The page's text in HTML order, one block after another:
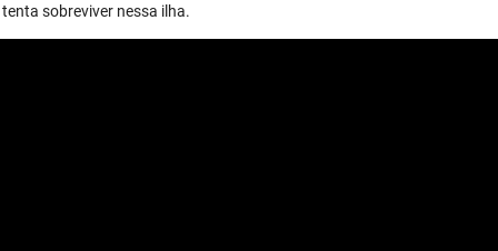
sobreviver nessa ilha.